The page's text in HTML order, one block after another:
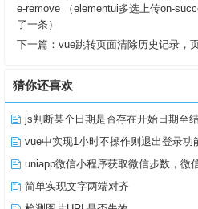
e-remove （elementui多选上传on-
了一条）
下一篇： vue跳转页面清除历史记录，
猜你还喜欢
js判断某个日期是否存在开始日期至
vue中实现1小时不操作则退出登录功
uniapp微信小程序获取微信步数，微信
简单实现文字两端对齐